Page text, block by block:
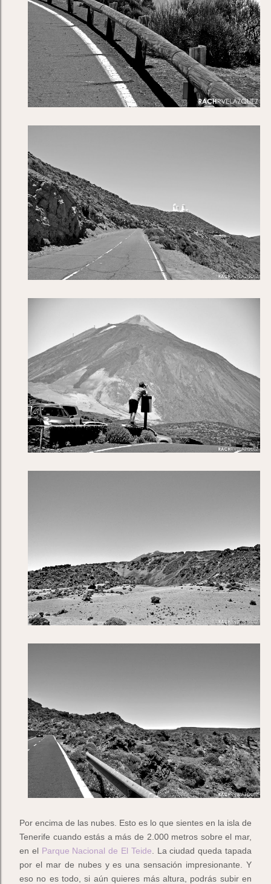
Por encima de las nubes. Esto es lo que sientes en la isla de
Tenerife cuando estás a más de 2.000 metros sobre el mar,
en el Parque Nacional de El Teide . La ciudad queda tapada
por el mar de nubes y es una sensación impresionante. Y
eso no es todo, si aún quieres más altura, podrás subir en